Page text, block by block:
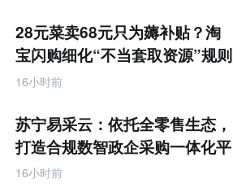
28元菜卖68元只为薅补贴？淘
宝闪购细化“不当套取资源”规则
16小时前
苏宁易采云：依托全零售生态，
打造合规数智政企采购一体化平
台
16小时前